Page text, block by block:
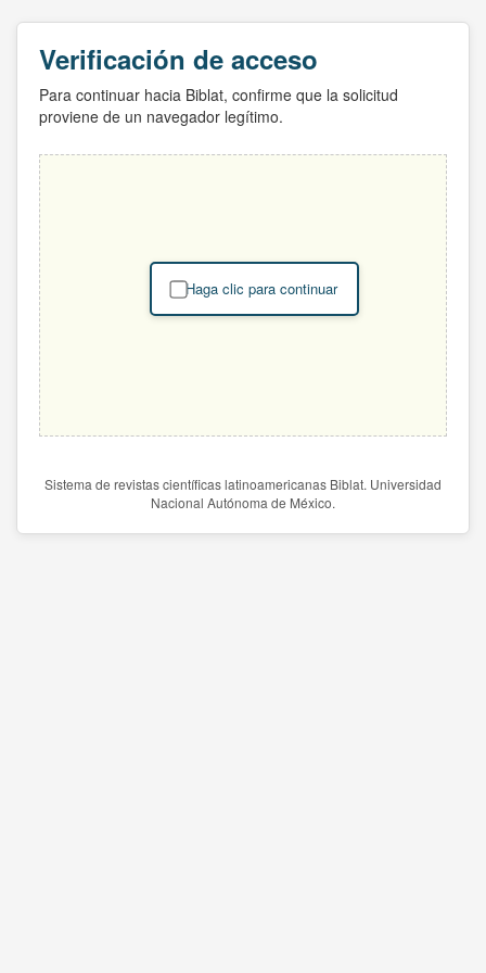
Verificación de acceso
Para continuar hacia Biblat, confirme que la solicitud
proviene de un navegador legítimo.
Haga clic para continuar
Sistema de revistas científicas latinoamericanas Biblat. Universidad
Nacional Autónoma de México.